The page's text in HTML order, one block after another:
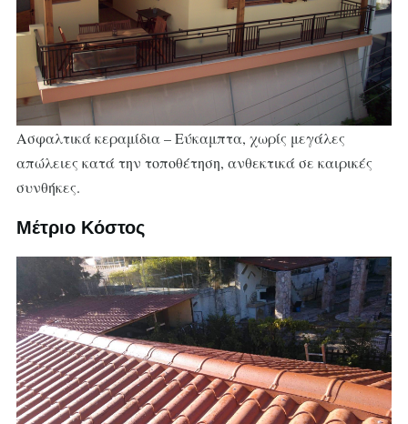
Ασφαλτικά κεραμίδια – Εύκαμπτα, χωρίς μεγάλες
απώλειες κατά την τοποθέτηση, ανθεκτικά σε καιρικές
συνθήκες.
Μέτριο Κόστος